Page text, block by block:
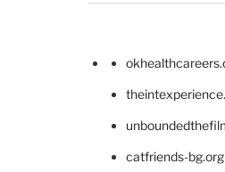
catfriends-bg.org